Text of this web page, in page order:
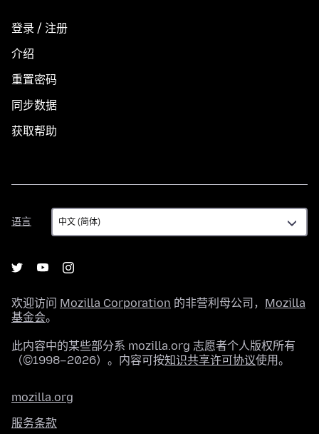
登录 / 注册
介绍
重置密码
同步数据
获取帮助
语言
语
言
欢迎访问 Mozilla Corporation 的非营利母公司， Mozilla
基金会。
此内容中的某些部分系 mozilla.org 志愿者个人版权所有
（©1998–2026）。内容可按知识共享许可协议使用。
mozilla.org
服务条款